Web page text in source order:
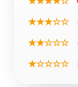
★★★☆☆
★★☆☆☆
★☆☆☆☆